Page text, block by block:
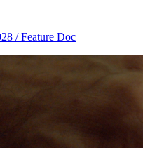
/ Feature Doc